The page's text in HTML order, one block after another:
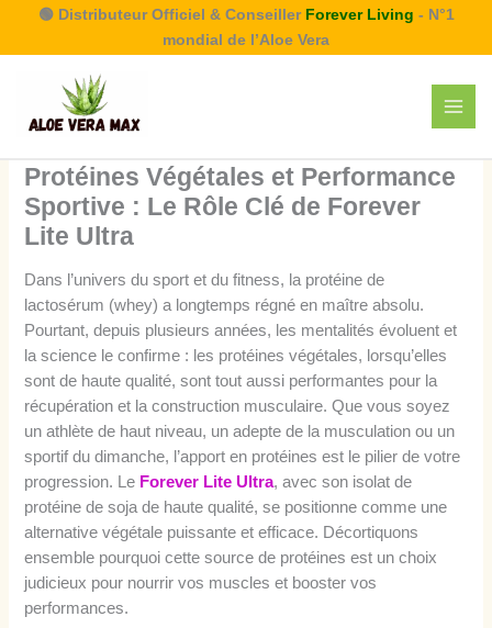
🟢 Distributeur Officiel & Conseiller Forever Living - N°1
mondial de l’Aloe Vera
Protéines Végétales et Performance
Sportive : Le Rôle Clé de Forever
Lite Ultra
Dans l’univers du sport et du fitness, la protéine de
lactosérum (whey) a longtemps régné en maître absolu.
Pourtant, depuis plusieurs années, les mentalités évoluent et
la science le confirme : les protéines végétales, lorsqu’elles
sont de haute qualité, sont tout aussi performantes pour la
récupération et la construction musculaire. Que vous soyez
un athlète de haut niveau, un adepte de la musculation ou un
sportif du dimanche, l’apport en protéines est le pilier de votre
progression. Le Forever Lite Ultra, avec son isolat de
protéine de soja de haute qualité, se positionne comme une
alternative végétale puissante et efficace. Décortiquons
ensemble pourquoi cette source de protéines est un choix
judicieux pour nourrir vos muscles et booster vos
performances.